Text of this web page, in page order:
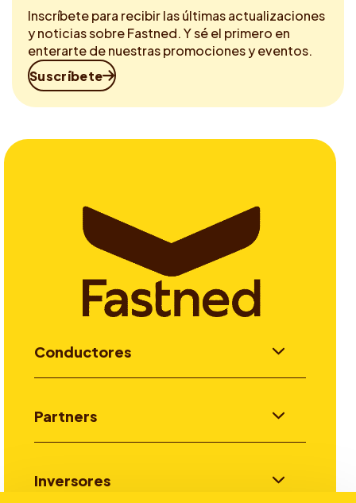
Inscríbete para recibir las últimas actualizaciones
y noticias sobre Fastned. Y sé el primero en
enterarte de nuestras promociones y eventos.
Suscríbete
Conductores
Partners
Inversores